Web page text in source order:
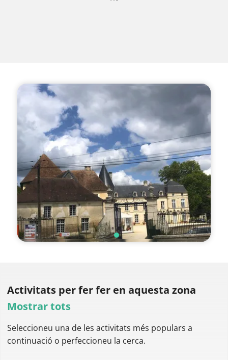
Activitats per ferfer en aquesta zona
Mostrar tots
Seleccioneu una de les activitats més populars a
continuació o perfeccioneu la cerca.